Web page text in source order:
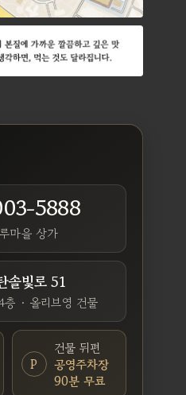
5888
마을 상가
솔빛로 51
층 · 올리브영 건물
P
건물 뒤편
공영주차장
90분 무료